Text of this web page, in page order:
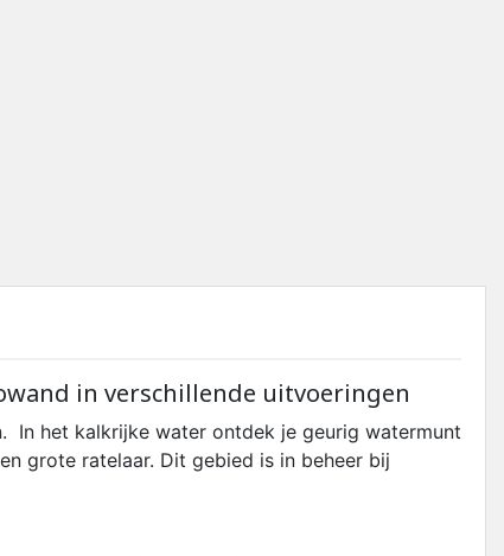
in verschillende uitvoeringen
In het kalkrijke water ontdek je geurig watermunt
grote ratelaar. Dit gebied is in beheer bij